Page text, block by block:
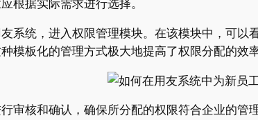
根据实际需求进行选择。
系统，进入权限管理模块。在该模块中，可
模板化的管理方式极大地提高了权限分配的效率
审核和确认，确保所分配的权限符合企业的